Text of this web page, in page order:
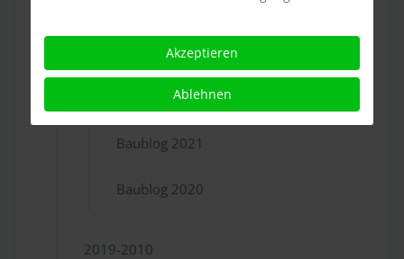
Baublog 2024
Baublog 2023
Baublog 2022
Baublog 2021
Baublog 2020
2019-2010
Akzeptieren
Ablehnen